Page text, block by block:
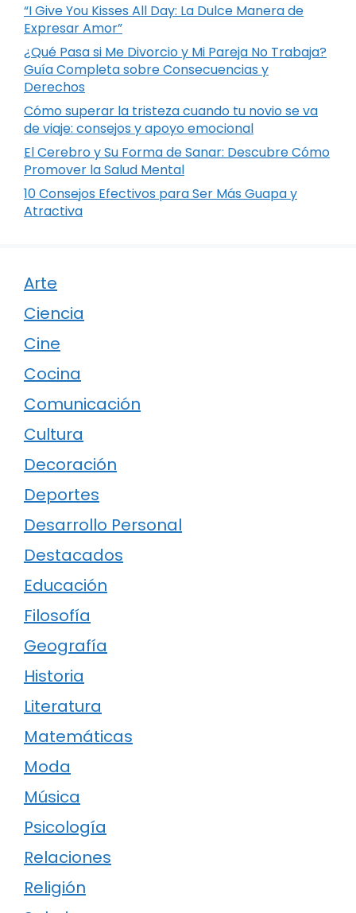
“I Give You Kisses All Day: La Dulce Manera de
Expresar Amor”
¿Qué Pasa si Me Divorcio y Mi Pareja No Trabaja?
Guía Completa sobre Consecuencias y
Derechos
Cómo superar la tristeza cuando tu novio se va
de viaje: consejos y apoyo emocional
El Cerebro y Su Forma de Sanar: Descubre Cómo
Promover la Salud Mental
10 Consejos Efectivos para Ser Más Guapa y
Atractiva
Arte
Ciencia
Cine
Cocina
Comunicación
Cultura
Decoración
Deportes
Desarrollo Personal
Destacados
Educación
Filosofía
Geografía
Historia
Literatura
Matemáticas
Moda
Música
Psicología
Relaciones
Religión